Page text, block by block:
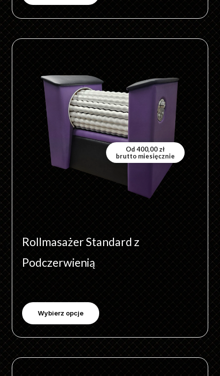
Od400,00 zł
brutto miesięcznie
Rollmasażer Standard z
Podczerwienią
Wybierz opcje
produkt
wiele
wariantów.
Opcje
można
wybrać
stronie
produktu
Ten